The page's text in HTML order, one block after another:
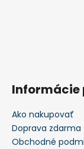
Informácie
Ako nakupovať
Doprava zdarma
Obchodné